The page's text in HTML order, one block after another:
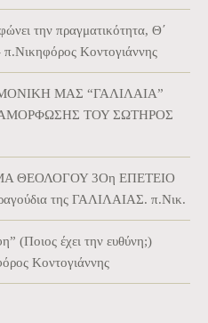
την πραγματικότητα, Θ΄
Κοντογιάννης
ΜΑΣ “ΓΑΛΙΛΑΙΑ”
ΤΟΥ ΣΩΤΗΡΟΣ
ΘΕΟΛΟΓΟΥ 3Οη ΕΠΕΤΕΙΟ
της ΓΑΛΙΛΑΙΑΣ. π.Νικ.
(Ποιος έχει την ευθύνη;)
Κοντογιάννης